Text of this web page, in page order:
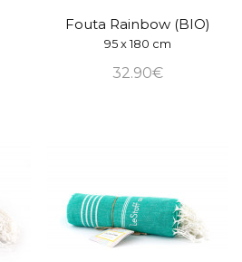
Fouta Rainbow (BIO)
95 x 180 cm
32.90€